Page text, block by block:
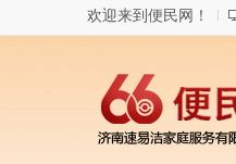
欢迎来到便民网！